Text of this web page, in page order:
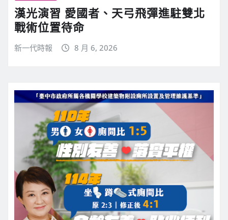
漢光演習 愛國者、天弓飛彈進駐雙北
戰術位置待命
新一代時報 8 月 6, 2026